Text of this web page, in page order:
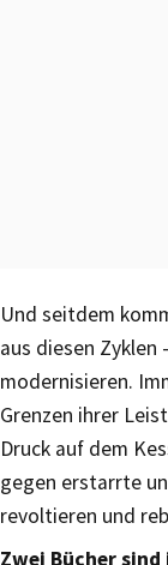
Und seitdem
aus diesen
modernisieren.
Grenzen ihrer
Druck auf dem
gegen erstarrte
revoltieren und
Zwei Bücher